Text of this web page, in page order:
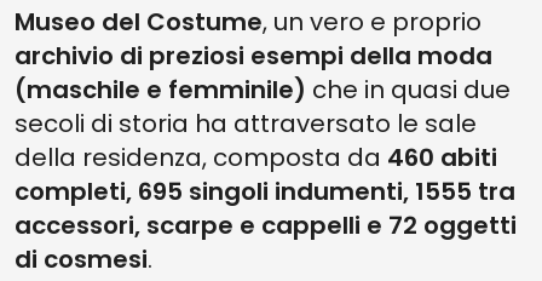
Museo del Costume, un vero e proprio
archivio di preziosi esempi della moda
(maschile e femminile) che in quasi due
secoli di storia ha attraversato le sale
della residenza, composta da 460 abiti
completi, 695 singoli indumenti, 1555 tra
accessori, scarpe e cappelli e 72 oggetti
di cosmesi.